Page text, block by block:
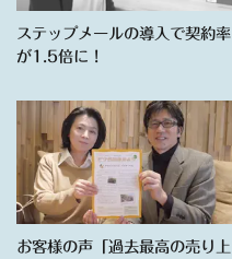
ステップメールの導入で契約率
が1.5倍に！
お客様の声「過去最高の売り上